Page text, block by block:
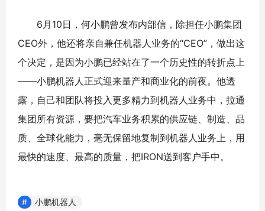
6月10日，何小鹏曾发布内部信，除担任小鹏集团
CEO外，他还将亲自兼任机器人业务的“CEO”，做出这
个决定，是因为小鹏已经站在了一个历史性的转折点上
——小鹏机器人正式迎来量产和商业化的前夜。他透
露，自己和团队将投入更多精力到机器人业务中，拉通
集团所有资源，要把汽车业务积累的供应链、制造、品
质、全球化能力，毫无保留地复制到机器人业务上，用
最快的速度、最高的质量，把IRON送到客户手中。
小鹏机器人